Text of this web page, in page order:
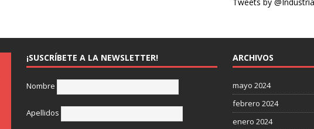
Tweets by
¡SUSCRÍBETE A LA NEWSLETTER!
Nombre
Apellidos
ARCHIVOS
mayo 2024
febrero 2024
enero 2024